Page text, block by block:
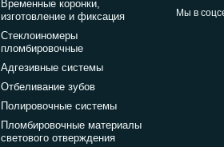
Временные коронки,
изготовление и фиксация
Стеклоиномеры
пломбировочные
Адгезивные системы
Отбеливание зубов
Полировочные системы
Пломбировочные материалы
светового отверждения
Мы в